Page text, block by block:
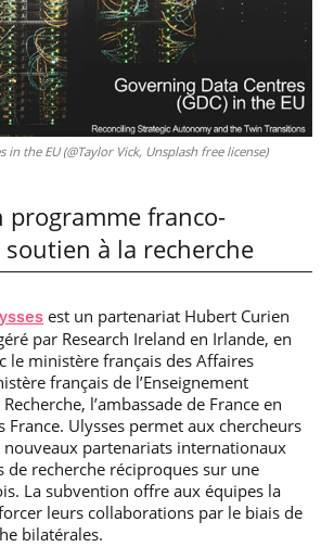
in the EU (@Taylor Vick, Unsplash free license)
programme franco-
à la recherche
est un partenariat Hubert Curien
par Research Ireland en Irlande, en
le ministère français des Affaires
français de l’Enseignement
l’ambassade de France en
France. Ulysses permet aux chercheurs
nouveaux partenariats internationaux
de recherche réciproques sur une
La subvention offre aux équipes la
leurs collaborations par le biais de
bilatérales.